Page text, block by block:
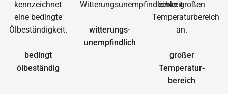
bedingt
ölbeständig
witterungs­
unempfindlich
großer
Temperatur­
bereich